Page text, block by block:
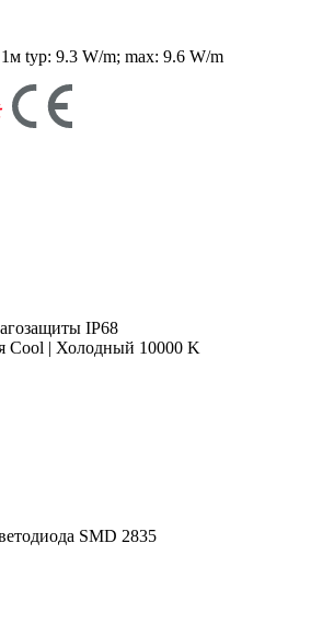
typ: 9.3 W/m; max: 9.6 W/m
IP68
Cool | Холодный 10000 K
SMD 2835